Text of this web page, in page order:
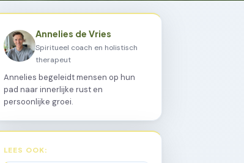
Annelies de Vries
Spiritueel coach en holistisch
therapeut
Annelies begeleidt mensen op hun
pad naar innerlijke rust en
persoonlijke groei.
LEES OOK: